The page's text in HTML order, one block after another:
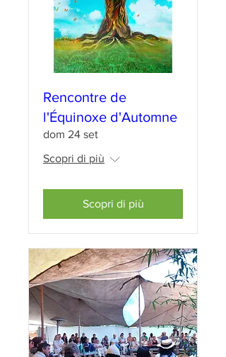
Rencontre de
l'Équinoxe d'Automne
dom 24 set
Scopri di più
Scopri di più